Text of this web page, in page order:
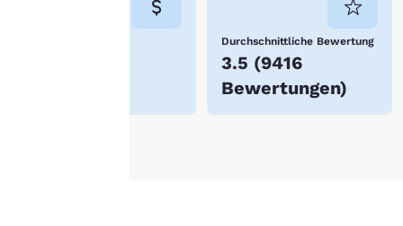
Durchschnittliche Bewertung
3.5 (9416
Bewertungen)
Alle Cookies akzeptieren Alle Cookies ablehnen